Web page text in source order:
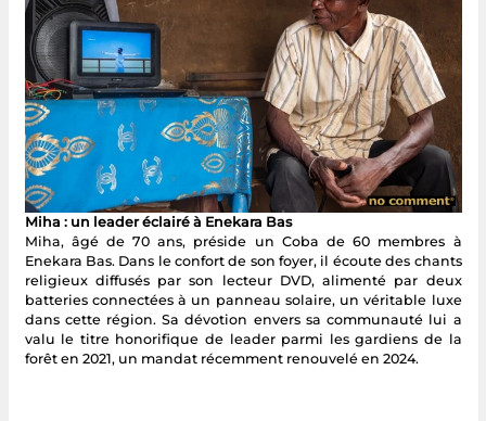
Miha : un leader éclairé à Enekara Bas
Miha, âgé de 70 ans, préside un Coba de 60 membres à
Enekara Bas. Dans le confort de son foyer, il écoute des chants
religieux diffusés par son lecteur DVD, alimenté par deux
batteries connectées à un panneau solaire, un véritable luxe
dans cette région. Sa dévotion envers sa communauté lui a
valu le titre honorifique de leader parmi les gardiens de la
forêt en 2021, un mandat récemment renouvelé en 2024.